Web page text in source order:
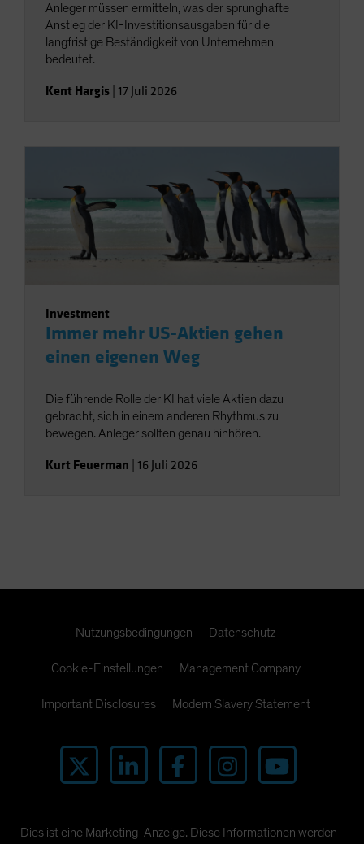
Anleger müssen ermitteln, was der sprunghafte
Anstieg der KI-Investitionsausgaben für die
langfristige Beständigkeit von Unternehmen
bedeutet.
Kent Hargis 17 Juli 2026
Investment
Immer mehr US-Aktien gehen
einen eigenen Weg
Die führende Rolle der KI hat viele Aktien dazu
gebracht, sich in einem anderen Rhythmus zu
bewegen. Anleger sollten genau hinhören.
Kurt Feuerman 16 Juli 2026
Nutzungsbedingungen Datenschutz
Cookie-Einstellungen Management Company
Important Disclosures Modern Slavery Statement
Dies ist eine Marketing-Anzeige. Diese Informationen werden